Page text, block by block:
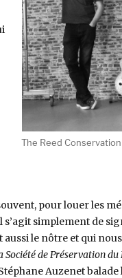
The Reed
pour louer les
s’agit simplement de
aussi le nôtre et qui
Société de Préservation du
Auzenet